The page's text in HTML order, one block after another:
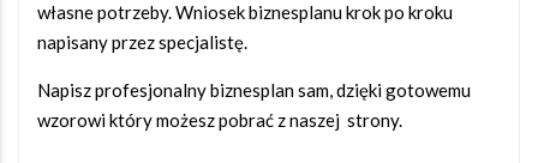
własne potrzeby. Wniosek biznesplanu krok po kroku
napisany przez specjalistę.
Napisz profesjonalny biznesplan sam, dzięki gotowemu
wzorowi który możesz pobrać z naszej strony.